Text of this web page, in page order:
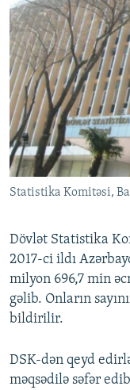
Statistika Komitəsi,
​Dövlət Statistika
2017-ci ildı
milyon 696,7 min
gəlib. Onların
bildirilir.
DSK-dən qeyd
məqsədilə səfər